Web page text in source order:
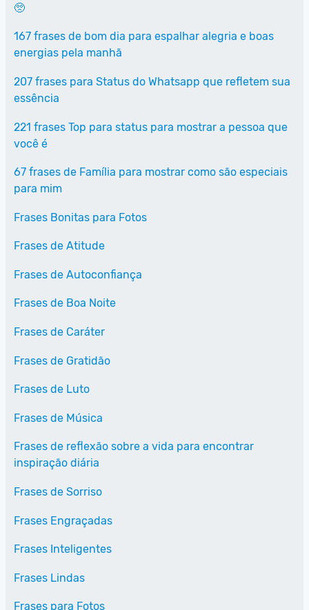
🥺
167 frases de bom dia para espalhar alegria e boas
energias pela manhã
207 frases para Status do Whatsapp que refletem sua
essência
221 frases Top para status para mostrar a pessoa que
você é
67 frases de Família para mostrar como são especiais
para mim
Frases Bonitas para Fotos
Frases de Atitude
Frases de Autoconfiança
Frases de Boa Noite
Frases de Caráter
Frases de Gratidão
Frases de Luto
Frases de Música
Frases de reflexão sobre a vida para encontrar
inspiração diária
Frases de Sorriso
Frases Engraçadas
Frases Inteligentes
Frases Lindas
Frases para Fotos